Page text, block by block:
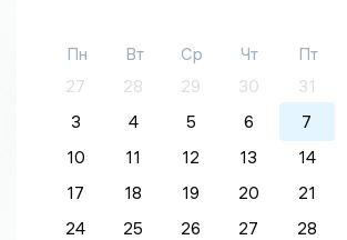
Пн Вт Ср Чт Пт
27
28 29 30 31
3
4 5 6 7
10
11 12 13 14
17
18 19 20 21
24
25 26 27 28